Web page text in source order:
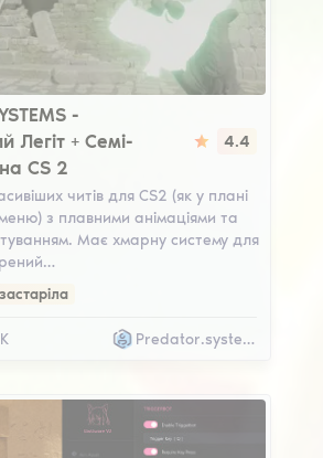
Predator.Systems
-
Легіт + Семі-
CS 2
4.4
читів для CS2 (як у плані
меню) з плавними анімаціями та
Має хмарну систему для
Predator.systems